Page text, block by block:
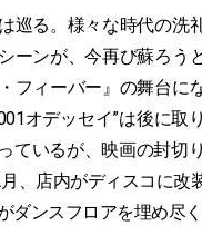
巡る。様々な時代の洗
ーンが、今再び蘇ろう
フィーバー』の舞台に
オデッセイ”は後に取
ているが、映画の封切
、店内がディスコに改
ダンスフロアを埋め尽く